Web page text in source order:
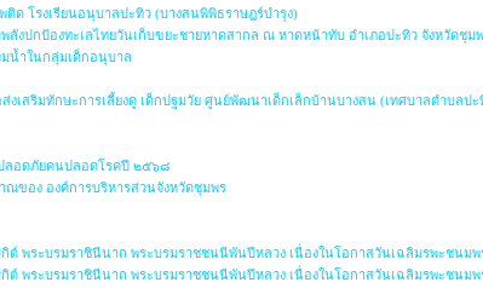
ด โรงเรียนอนุบาลปะทิว (บางสนพิพิธราษฎร์บำรุง)
งปกป้องทะเลไทยวันเก็บขยะชายหาดสากล ณ หาดหน้าทับ อำเภอปะทิว จังหวัดชุม
มน้ำในกลุ่มเด็กอนุบาล
งเสริมทักษะการเลี้ยงดู เด็กปฐมวัย ศูนย์พัฒนาเด็กเล็กบ้านบางสน (เทศบาลตำบลปะ
ลอดภัยคนปลอดโรคปี ๒๕๖๘
ของ องค์การบริหารส่วนจังหวัดชุมพร
ต์ พระบรมราชินีนาถ พระบรมราชชนนีพันปีหลวง เนื่องในโอกาสวันเฉลิมรพะชนมพ
ต์ พระบรมราชินีนาถ พระบรมราชชนนีพันปีหลวง เนื่องในโอกาสวันเฉลิมรพะชนมพ